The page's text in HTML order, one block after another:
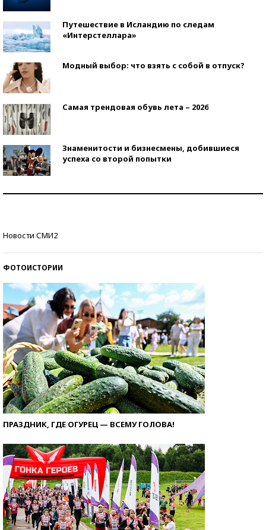
Путешествие в Исландию по следам
«Интерстеллара»
Модный выбор: что взять с собой в отпуск?
Самая трендовая обувь лета – 2026
Знаменитости и бизнесмены, добившиеся
успеха со второй попытки
Новости СМИ2
ФОТОИСТОРИИ
ПРАЗДНИК, ГДЕ ОГУРЕЦ — ВСЕМУ ГОЛОВА!